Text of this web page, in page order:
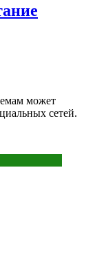
может
сетей.